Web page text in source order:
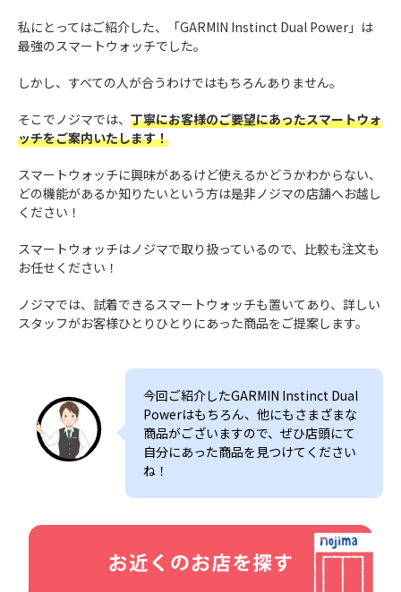
私にとってはご紹介した、「GARMIN Instinct Dual Power」は
最強のスマートウォッチでした。
しかし、すべての人が合うわけではもちろんありません。
そこでノジマでは、 丁寧にお客様のご要望にあったスマートウォ
ッチをご案内いたします！
スマートウォッチに興味があるけど使えるかどうかわからない、
どの機能があるか知りたいという方は是非ノジマの店舗へお越し
ください！
スマートウォッチはノジマで取り扱っているので、比較も注文も
お任せください！
ノジマでは、試着できるスマートウォッチも置いてあり、詳しい
スタッフがお客様ひとりひとりにあった商品をご提案します。
今回ご紹介したGARMIN Instinct Dual
Powerはもちろん、他にもさまざまな
商品がございますので、ぜひ店頭にて
自分にあった商品を見つけてください
ね！